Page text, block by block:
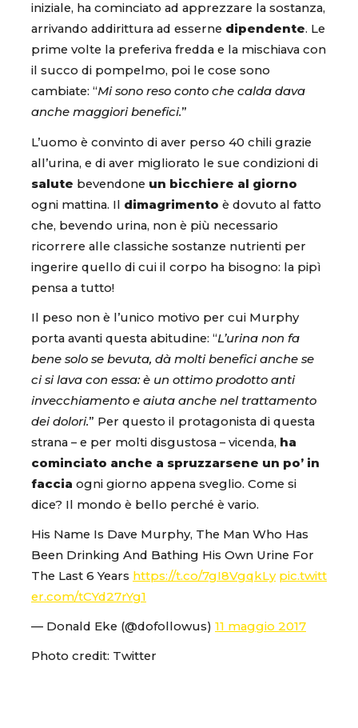
iniziale, ha cominciato ad apprezzare la sostanza,
arrivando addirittura ad esserne dipendente. Le
prime volte la preferiva fredda e la mischiava con
il succo di pompelmo, poi le cose sono
cambiate: “Mi sono reso conto che calda dava
anche maggiori benefici.”
L’uomo è convinto di aver perso 40 chili grazie
all’urina, e di aver migliorato le sue condizioni di
salute bevendone un bicchiere al giorno
ogni mattina. Il dimagrimento è dovuto al fatto
che, bevendo urina, non è più necessario
ricorrere alle classiche sostanze nutrienti per
ingerire quello di cui il corpo ha bisogno: la pipì
pensa a tutto!
Il peso non è l’unico motivo per cui Murphy
porta avanti questa abitudine: “L’urina non fa
bene solo se bevuta, dà molti benefici anche se
ci si lava con essa: è un ottimo prodotto anti
invecchiamento e aiuta anche nel trattamento
dei dolori.” Per questo il protagonista di questa
strana – e per molti disgustosa – vicenda, ha
cominciato anche a spruzzarsene un po’ in
faccia ogni giorno appena sveglio. Come si
dice? Il mondo è bello perché è vario.
His Name Is Dave Murphy, The Man Who Has
Been Drinking And Bathing His Own Urine For
The Last 6 Years https://t.co/7gI8VgqkLy pic.twitt
er.com/tCYd27rYg1
— Donald Eke (@dofollowus) 11 maggio 2017
Photo credit: Twitter